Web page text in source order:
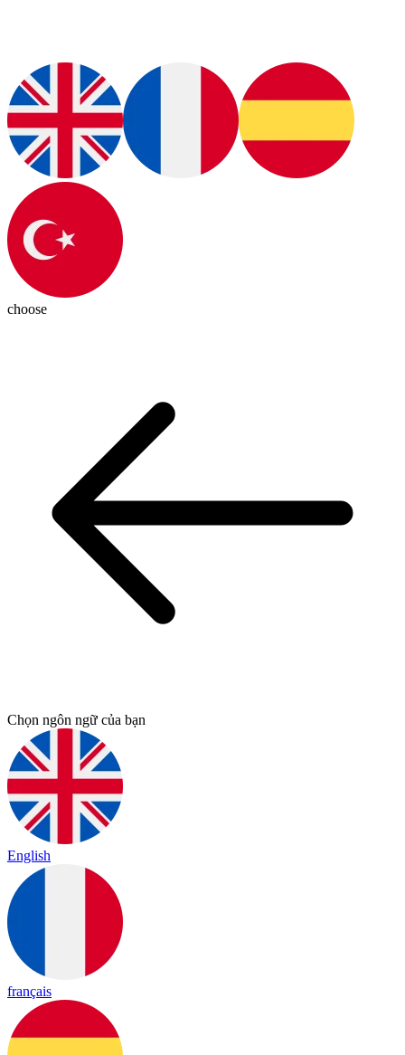
choose
Chọn ngôn ngữ của bạn
English
français